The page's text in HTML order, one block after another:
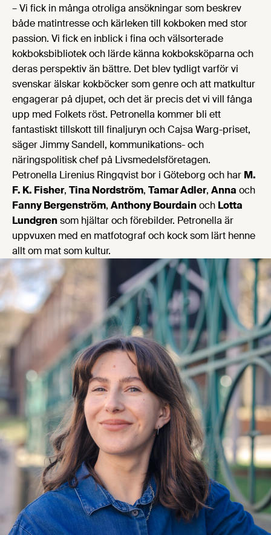
– Vi fick in många otroliga ansökningar som beskrev
både matintresse och kärleken till kokboken med stor
passion. Vi fick en inblick i fina och välsorterade
kokboksbibliotek och lärde känna kokboksköparna och
deras perspektiv än bättre. Det blev tydligt varför vi
svenskar älskar kokböcker som genre och att matkultur
engagerar på djupet, och det är precis det vi vill fånga
upp med Folkets röst. Petronella kommer bli ett
fantastiskt tillskott till finaljuryn och Cajsa Warg-priset,
säger Jimmy Sandell, kommunikations- och
näringspolitisk chef på Livsmedelsföretagen.
Petronella Lirenius Ringqvist bor i Göteborg och har M.
F. K. Fisher, Tina Nordström, Tamar Adler, Anna och
Fanny Bergenström, Anthony Bourdainoch Lotta
Lundgrensom hjältar och förebilder. Petronella är
uppvuxen med en matfotograf och kock som lärt henne
allt om mat som kultur.